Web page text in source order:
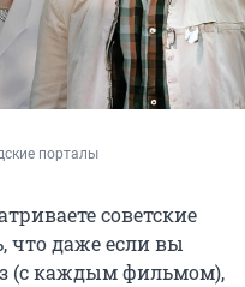
порталы
советские
что даже если вы
(с каждым фильмом),